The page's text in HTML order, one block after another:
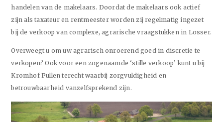
handelen van de makelaars. Doordat de makelaars ook actief
zijn als taxateur en rentmeester worden zij regelmatig ingezet
bij de verkoop van complexe, agrarische vraagstukken in Losser.
Overweegt u om uw agrarisch onroerend goed in discretie te
verkopen? Ook voor een zogenaamde ‘stille verkoop’ kunt u bij
Kromhof Pullen terecht waarbij zorgvuldigheid en
betrouwbaarheid vanzelfsprekend zijn.